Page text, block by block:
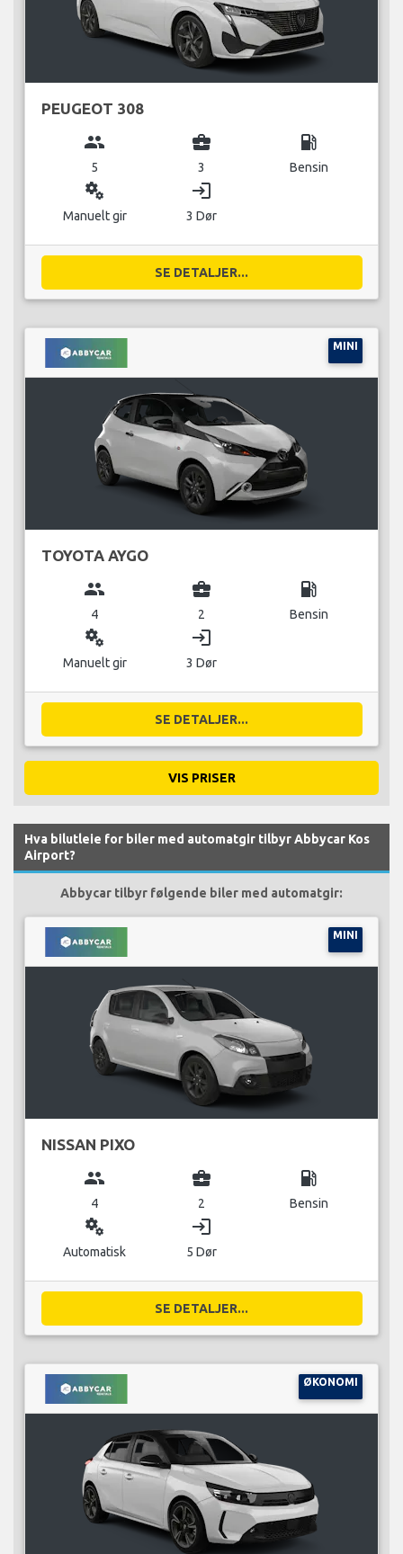
PEUGEOT 308
group
5
business_center
3
local_gas_station
Bensin
miscellaneous_services
Manuelt gir
login
3 Dør
SE DETALJER...
MINI
TOYOTA AYGO
group
4
business_center
2
local_gas_station
Bensin
miscellaneous_services
Manuelt gir
login
3 Dør
SE DETALJER...
VIS PRISER
Hva bilutleie for biler med automatgir tilbyr Abbycar Kos
Airport?
Abbycar tilbyr følgende biler med automatgir:
MINI
NISSAN PIXO
group
4
business_center
2
local_gas_station
Bensin
miscellaneous_services
Automatisk
login
5 Dør
SE DETALJER...
ØKONOMI